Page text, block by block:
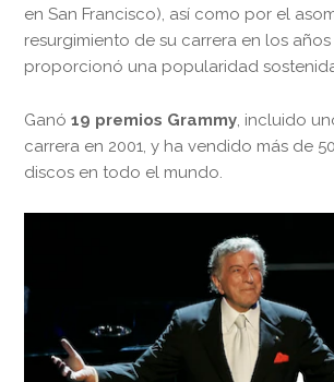
en San Francisco), así como por el
resurgimiento de su carrera en los
proporcionó una popularidad
Ganó19 premios Grammy, incluido
carrera en 2001, y ha vendido más de
discos en todo el mundo.